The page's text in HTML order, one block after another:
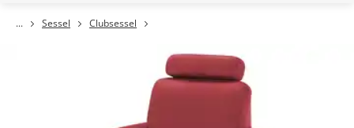
Sessel Clubsessel